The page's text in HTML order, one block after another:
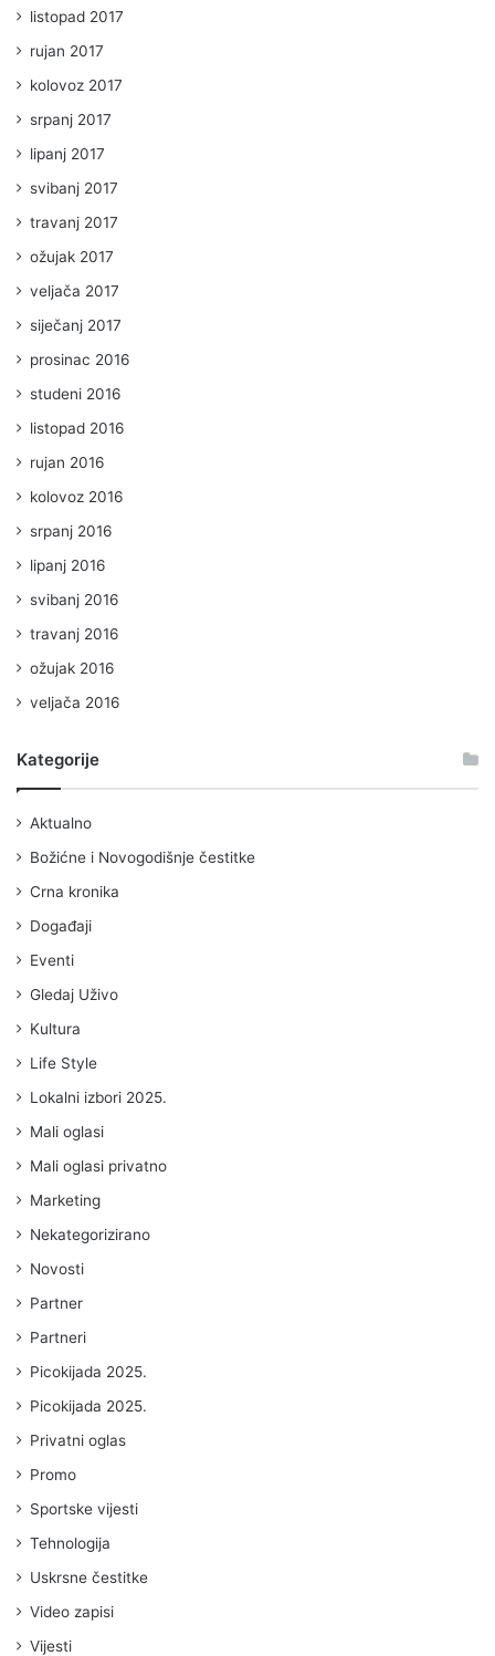
listopad 2017
rujan 2017
kolovoz 2017
srpanj 2017
lipanj 2017
svibanj 2017
travanj 2017
ožujak 2017
veljača 2017
siječanj 2017
prosinac 2016
studeni 2016
listopad 2016
rujan 2016
kolovoz 2016
srpanj 2016
lipanj 2016
svibanj 2016
travanj 2016
ožujak 2016
veljača 2016
Kategorije
Aktualno
Božićne i Novogodišnje čestitke
Crna kronika
Događaji
Eventi
Gledaj Uživo
Kultura
Life Style
Lokalni izbori 2025.
Mali oglasi
Mali oglasi privatno
Marketing
Nekategorizirano
Novosti
Partner
Partneri
Picokijada 2025.
Picokijada 2025.
Privatni oglas
Promo
Sportske vijesti
Tehnologija
Uskrsne čestitke
Video zapisi
Vijesti